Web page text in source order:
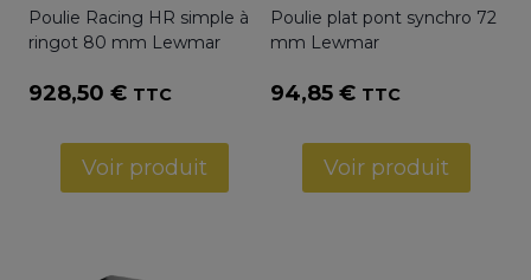
Poulie Racing HR simple à
ringot 80 mm Lewmar
928,50 € TTC
Voir produit
Poulie plat pont synchro 72
mm Lewmar
94,85 € TTC
Voir produit